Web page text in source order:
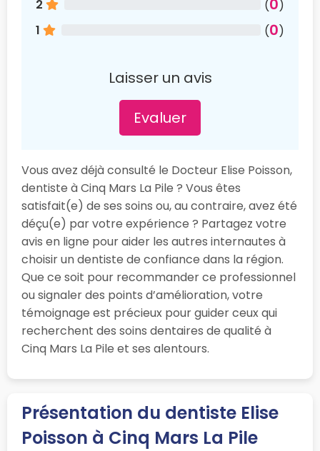
2
(
)
1
(0)
Laisser un avis
Evaluer
Vous avez déjà consulté le Docteur Elise Poisson,
dentiste à Cinq Mars La Pile ? Vous êtes
satisfait(e) de ses soins ou, au contraire, avez été
déçu(e) par votre expérience ? Partagez votre
avis en ligne pour aider les autres internautes à
choisir un dentiste de confiance dans la région.
Que ce soit pour recommander ce professionnel
ou signaler des points d’amélioration, votre
témoignage est précieux pour guider ceux qui
recherchent des soins dentaires de qualité à
Cinq Mars La Pile et ses alentours.
Présentation du dentiste Elise
Poisson à Cinq Mars La Pile